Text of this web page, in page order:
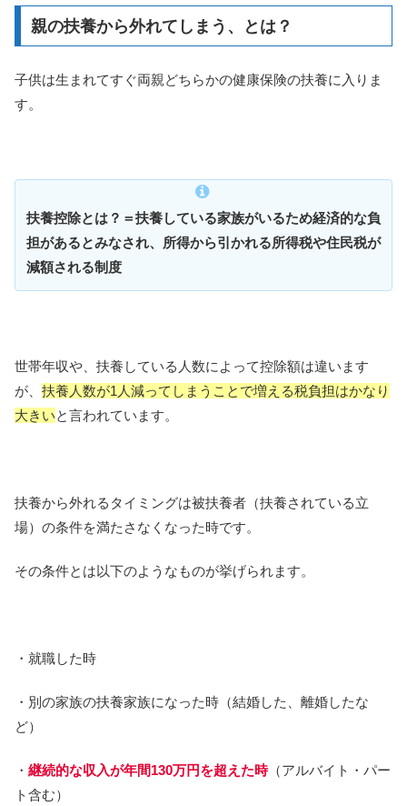
親の扶養から外れてしまう、とは？
子供は生まれてすぐ両親どちらかの健康保険の扶養に入りま
す。
扶養控除とは？＝扶養している家族がいるため経済的な負
担があるとみなされ、所得から引かれる所得税や住民税が
減額される制度
世帯年収や、扶養している人数によって控除額は違います
が、 扶養人数が1人減ってしまうことで増える税負担はかなり
大きいと言われています。
扶養から外れるタイミングは被扶養者（扶養されている立
場）の条件を満たさなくなった時です。
その条件とは以下のようなものが挙げられます。
・就職した時
・別の家族の扶養家族になった時（結婚した、離婚したな
ど）
・ 継続的な収入が年間130万円を超えた時（アルバイト・パー
ト含む）